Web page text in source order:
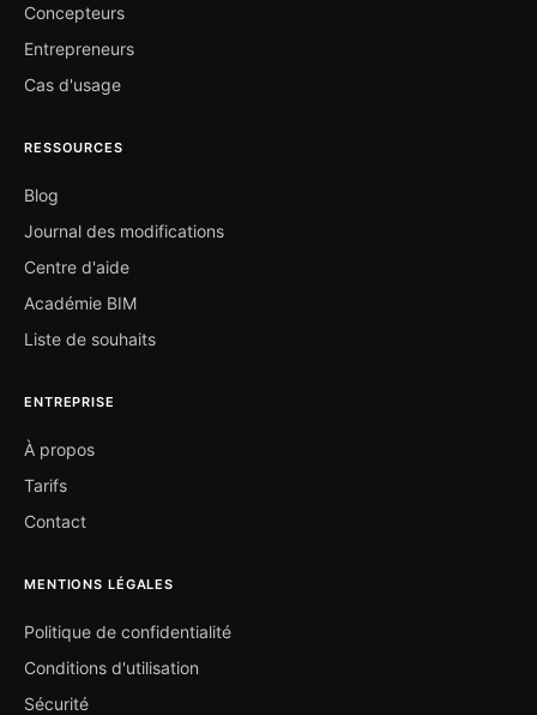
Concepteurs
Entrepreneurs
Cas d'usage
RESSOURCES
Blog
Journal des modifications
Centre d'aide
Académie BIM
Liste de souhaits
ENTREPRISE
À propos
Tarifs
Contact
MENTIONS LÉGALES
Politique de confidentialité
Conditions d'utilisation
Sécurité